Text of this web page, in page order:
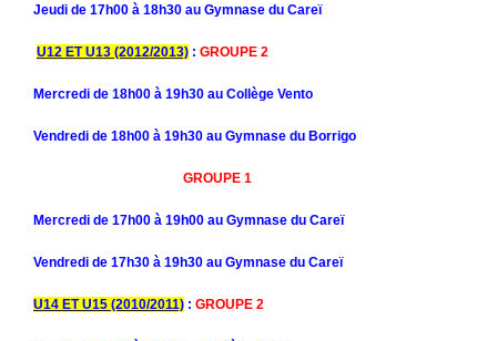
Jeudi de 17h00 à 18h30 au Gymnase du Careï
U12 ET U13 (2012/2013) : GROUPE 2
Mercredi de 18h00 à 19h30 au Collège Vento
Vendredi de 18h00 à 19h30 au Gymnase du Borrigo
GROUPE 1
Mercredi de 17h00 à 19h00 au Gymnase du Careï
Vendredi de 17h30 à 19h30 au Gymnase du Careï
U14 ET U15 (2010/2011) : GROUPE 2